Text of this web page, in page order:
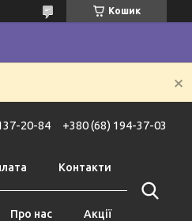
Кошик
20-84 +380 (68) 194-37-03
Контакти
Про нас Акції